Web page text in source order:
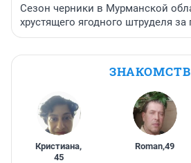
Сезон черники в Мурманской
хрустящего ягодного штруделя за
Кристиана,
45
Roman,49